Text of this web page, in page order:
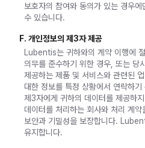
보호자의 참여와 동의가 있는 경우
수 있습니다.
F. 개인정보의 제3자 제공
Lubentis는 귀하와의 계약 이행에
의무를 준수하기 위한 경우, 또는 당
제공하는 제품 및 서비스와 관련된
대한 정보를 특정 상황에서 연락하
제3자에게 귀하의 데이터를 제공하
데이터를 처리하는 회사와 처리 계약
보안과 기밀성을 보장합니다.
유지합니다.